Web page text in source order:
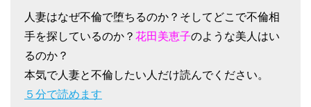
人妻はなぜ不倫で堕ちるのか？そしてどこで不倫相
手を探しているのか？ 花田美恵子のような美人はい
るのか？
本気で人妻と不倫したい人だけ読んでください。
５分で読めます